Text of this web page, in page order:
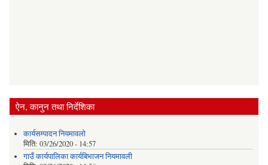
ऐन, कानुन तथा निर्देशिका
कार्यसम्पादन नियमावलो
मिति: 03/26/2020 - 14:57
गाउँ कार्यपालिका कार्यबिभाजन नियमावली